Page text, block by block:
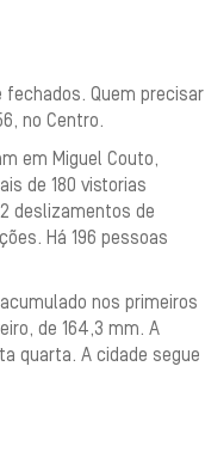
Quem precisar
no Centro.
em Miguel Couto,
de 180 vistorias
deslizamentos de
Há 196 pessoas
nos primeiros
de 164,3 mm. A
quarta. A cidade segue